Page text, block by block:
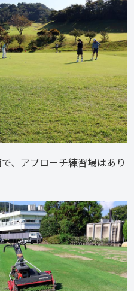
、アプローチ練習場はあり